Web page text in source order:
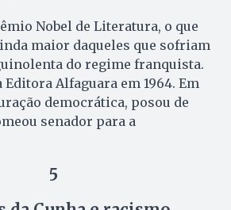
Nobel de Literatura, o que
maior daqueles que sofriam
do regime franquista.
Alfaguara em 1964. Em
democrática, posou de
senador para a
5